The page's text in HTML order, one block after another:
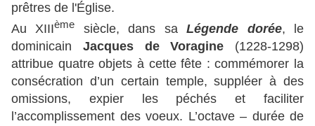
prêtres de l'Église.
Au XIIIème siècle, dans saLégende dorée, le
dominicain Jacques de Voragine (1228-1298)
attribue quatre objets à cette fête : commémorer la
consécration d’un certain temple, suppléer à des
omissions, expier les péchés et faciliter
l’accomplissement des voeux. L’octave – durée de